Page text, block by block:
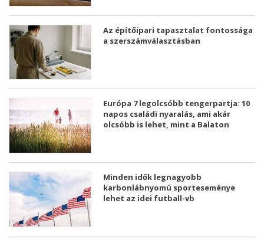
Az építőipari tapasztalat fontossága
a szerszámválasztásban
Európa 7 legolcsóbb tengerpartja: 10
napos családi nyaralás, ami akár
olcsóbb is lehet, mint a Balaton
Minden idők legnagyobb
karbonlábnyomú sporteseménye
lehet az idei futball-vb